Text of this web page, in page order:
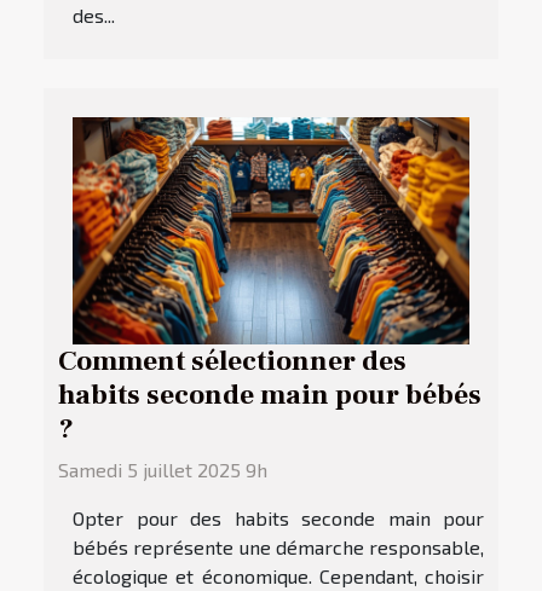
des...
Comment sélectionner des
habits seconde main pour bébés
?
Samedi 5 juillet 2025 9h
Opter pour des habits seconde main pour
bébés représente une démarche responsable,
écologique et économique. Cependant, choisir